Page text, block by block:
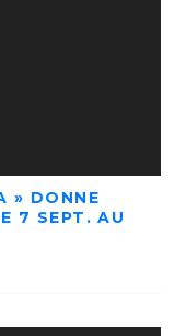
» DONNE
7 SEPT. AU